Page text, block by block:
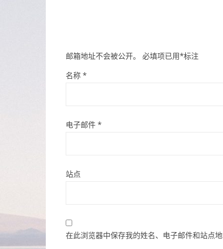
邮箱地址不会被公开。 必填项已用*标注
名称 *
电子邮件 *
站点
在此浏览器中保存我的姓名、电子邮件和站点